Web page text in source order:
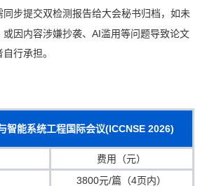
同步提交双检测报告给大会秘书归档，如未
因内容涉嫌抄袭、AI滥用等问题导致论文
行承担。
智能系统工程国际会议(ICCNSE 2026)
费用（元）
3800元/篇（4页内）